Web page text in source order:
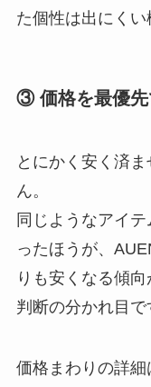
た個性は出にくい
③ 価格を最優先
とにかく安く済
ん。
同じようなアイ
ったほうが、
りも安くなる傾
判断の分かれ目で
価格まわりの詳細